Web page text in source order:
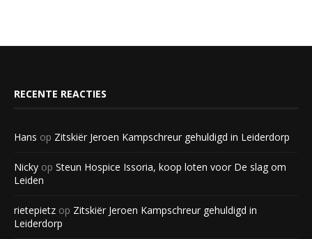
RECENTE REACTIES
Hans op Zitskiër Jeroen Kampschreur gehuldigd in Leiderdorp
Nicky op Steun Hospice Issoria, koop loten voor De slag om
Leiden
rietepietz op Zitskiër Jeroen Kampschreur gehuldigd in
Leiderdorp